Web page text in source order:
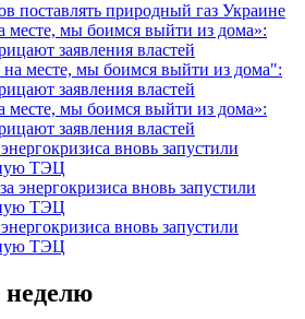
поставлять природный газ Украине
месте, мы боимся выйти из дома»:
заявления властей
месте, мы боимся выйти из дома»:
заявления властей
вновь запустили
ТЭЦ
вновь запустили
ТЭЦ
неделю